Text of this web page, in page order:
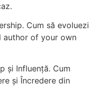
Cum să evoluezi
author of your own
și Influență. Cum
și Încredere din